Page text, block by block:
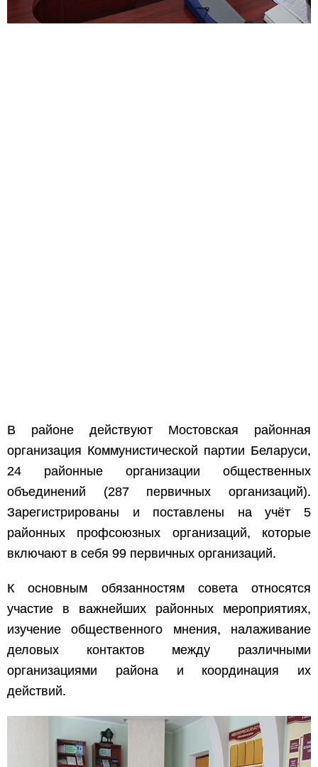
В районе действуют Мостовская районная
организация Коммунистической партии Беларуси,
24 районные организации общественных
объединений (287 первичных организаций).
Зарегистрированы и поставлены на учёт 5
районных профсоюзных организаций, которые
включают в себя 99 первичных организаций.
К основным обязанностям совета относятся
участие в важнейших районных мероприятиях,
изучение общественного мнения, налаживание
деловых контактов между различными
организациями района и координация их
действий.